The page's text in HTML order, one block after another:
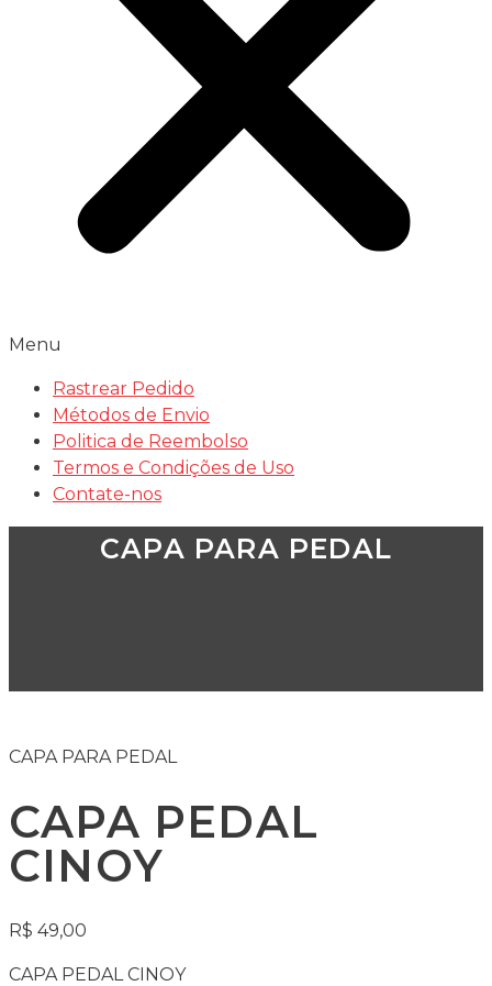
Menu
Rastrear Pedido
Métodos de Envio
Politica de Reembolso
Termos e Condições de Uso
Contate-nos
CAPA PARA PEDAL
CAPA PARA PEDAL
CAPA PEDAL
CINOY
R$ 49,00
CAPA PEDAL CINOY